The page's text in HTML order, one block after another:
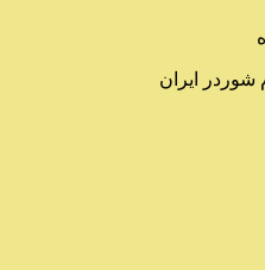
ایران